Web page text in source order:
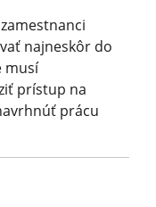
najneskôr do
musí
prístup na
prácu